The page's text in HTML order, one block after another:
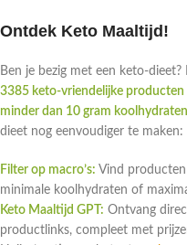
Ontdek Keto Maaltijd!
Ben je bezig met een keto-dieet?
3385 keto-vriendelijke producten
minder dan 10 gram koolhydraten
dieet nog eenvoudiger te maken:
Filter op macro’s: Vind
minimale koolhydraten of
Keto Maaltijd GPT: Ontvang
productlinks, compleet met